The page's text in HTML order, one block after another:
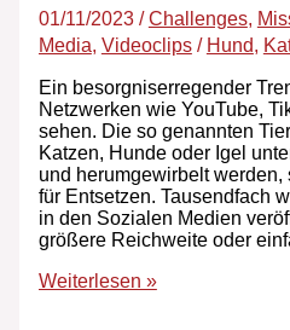
01/11/2023 /Challenges,
Media, Videoclips/ Hund,
Ein besorgniserregender
Netzwerken wie YouTube,
sehen. Die so genannten
Katzen, Hunde oder Igel
und herumgewirbelt
für Entsetzen. Tausendfach
in den Sozialen Medien
größere Reichweite oder
Weiterlesen »